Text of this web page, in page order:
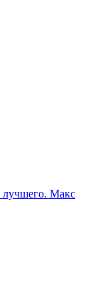
лучшего. Макс